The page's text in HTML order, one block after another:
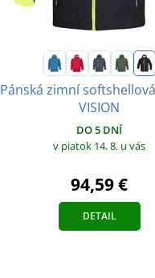
Pánská zimní
VISION
DO 5 DNÍ
v piatok 14. 8. u vás
94,59 €
DETAIL